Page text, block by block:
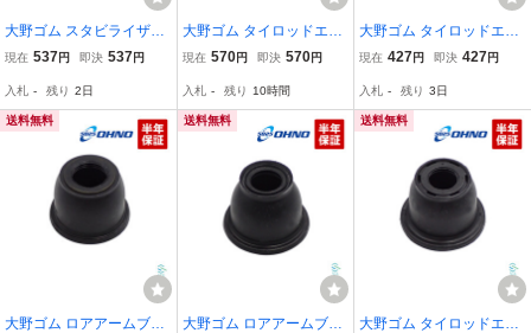
大野ゴム スタビライザー
リンクブーツ レガシィ ス
プレオ ルクラ RA1 RA2
ゴム ブッシュ スタビ
現在 537円 即決 537円
入札 - 残り 2日
大野ゴム タイロッドエン
ドカバー スズキ 全般 Kei
MK21S HA12V HA24S H
A25S HN21S HN22S
現在 570円 即決 570円
入札 - 残り 10時間
大野ゴム タイロッドエン
ドカバー スバル サンバー
ィオ ドミンゴ OHNO ゴ
ム ブッシュ DC-1525
現在 427円 即決 427円
入札 - 残り 3日
送料無料
大野ゴム ロアアームブー
送料無料
大野ゴム ロアアームブー
送料無料
大野ゴム タイロッドエン